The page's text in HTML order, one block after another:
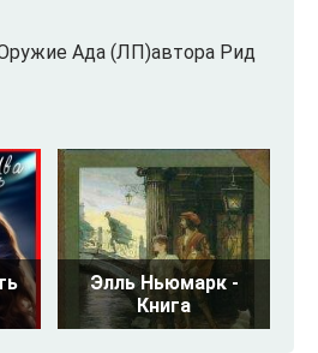
Ада (ЛП)автора Рид
Элль Ньюмарк -
Книга